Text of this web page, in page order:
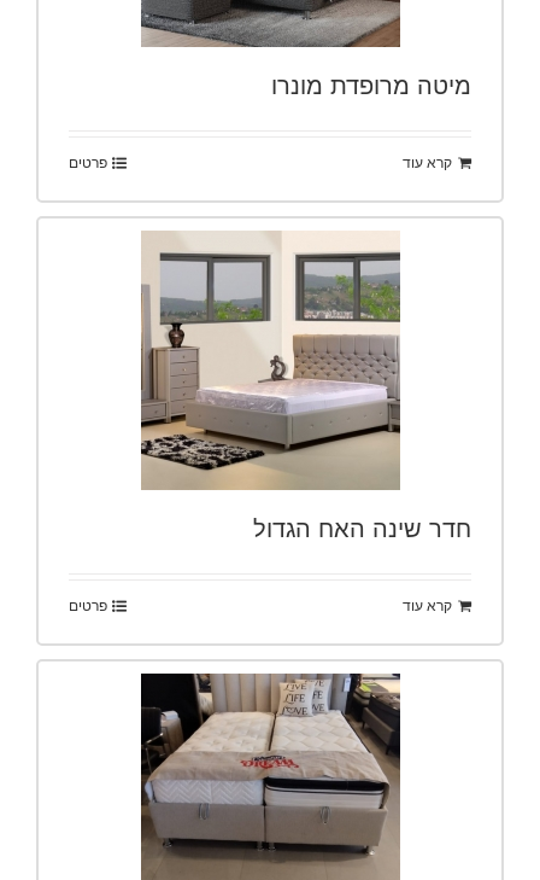
מיטה מרופדת מונרו
קרא עוד פרטים
חדר שינה האח הגדול
קרא עוד פרטים